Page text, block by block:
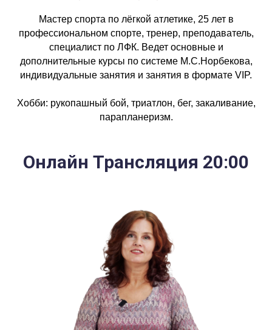
Мастер спорта по лёгкой атлетике, 25 лет в
профессиональном спорте, тренер, преподаватель,
специалист по ЛФК. Ведет основные и
дополнительные курсы по системе М.С.Норбекова,
индивидуальные занятия и занятия в формате VIP.
Хобби: рукопашный бой, триатлон, бег, закаливание,
парапланеризм.
Онлайн Трансляция 20:00